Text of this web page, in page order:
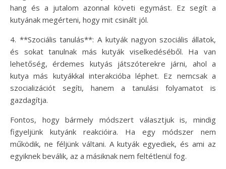
hang és a jutalom azonnal követi egymást. Ez segít a
kutyának megérteni, hogy mit csinált jól.
4. **Szociális tanulás**: A kutyák nagyon szociális állatok,
és sokat tanulnak más kutyák viselkedéséből. Ha van
lehetőség, érdemes kutyás játszóterekre járni, ahol a
kutya más kutyákkal interakcióba léphet. Ez nemcsak a
szocializációt segíti, hanem a tanulási folyamatot is
gazdagítja.
Fontos, hogy bármely módszert választjuk is, mindig
figyeljünk kutyánk reakcióira. Ha egy módszer nem
működik, ne féljünk váltani. A kutyák egyediek, és ami az
egyiknek beválik, az a másiknak nem feltétlenül fog.